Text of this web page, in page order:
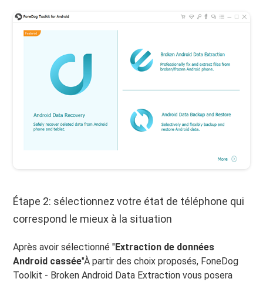
Étape 2: sélectionnez votre état de téléphone qui
correspond le mieux à la situation
Après avoir sélectionné "Extraction de données
Android cassée"À partir des choix proposés, FoneDog
Toolkit - Broken Android Data Extraction vous posera